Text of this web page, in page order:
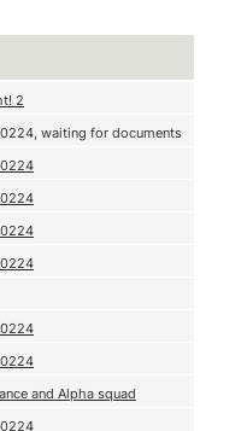
2
waiting for documents
and Alpha squad